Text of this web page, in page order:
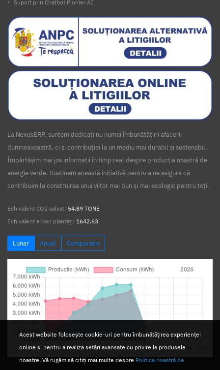
Acest website folosește cookie-uri pentru îmbunătățirea experienței
online si pentru a realiza setări avansate cu privire la produsele
noastre. Vă rugăm să citiți mai multe despre Politica noastră de
Suport prin Chatbot Pionier AI
La NexusERP, suntem dedicați nu numai îmbunătățirii afacerii
dumneavoastră, ci și contribuției la un mediu mai durabil și sustenabil.
Împărtășim mai jos informații în timp real despre producția noastră de
energie verde. Susținem această inițiativă pentru a ne asigura că
contribuim la construirea unui viitor mai bun și mai ecologic pentru toți.
Echivalent CO2 salvat: 54.89 TONE
Echivalent arbori plantați: 1642.63
Lunar Anual Comparativ